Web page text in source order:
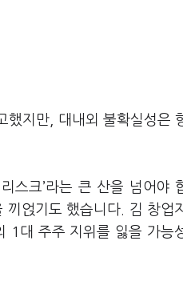
했지만
대내외 불확실성은
스크’라는 큰 산을 넘어야
끼얹기도 했습니다
김 창업
1 대 주주 지위를 잃을 가능